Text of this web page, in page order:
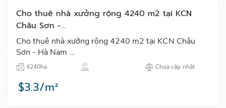
Cho thuê nhà xưởng rộng 4240 m2 tại KCN
Châu Sơn -...
Cho thuê nhà xưởng rộng 4240 m2 tại KCN Châu
Sơn - Hà Nam …
4240ha Chưa cập nhật
$3.3/m²